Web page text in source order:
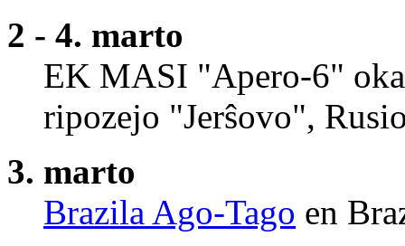
2 - 4. marto
EK MASI "Apero-6"
ripozejo "Jerŝovo",
3. marto
Brazila Ago-Tago en